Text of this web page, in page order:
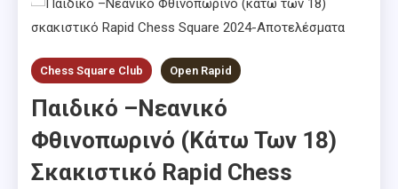
Chess Square Club Open Rapid
Παιδικό –Νεανικό
Φθινοπωρινό (κάτω Των 18)
Σκακιστικό Rapid Chess